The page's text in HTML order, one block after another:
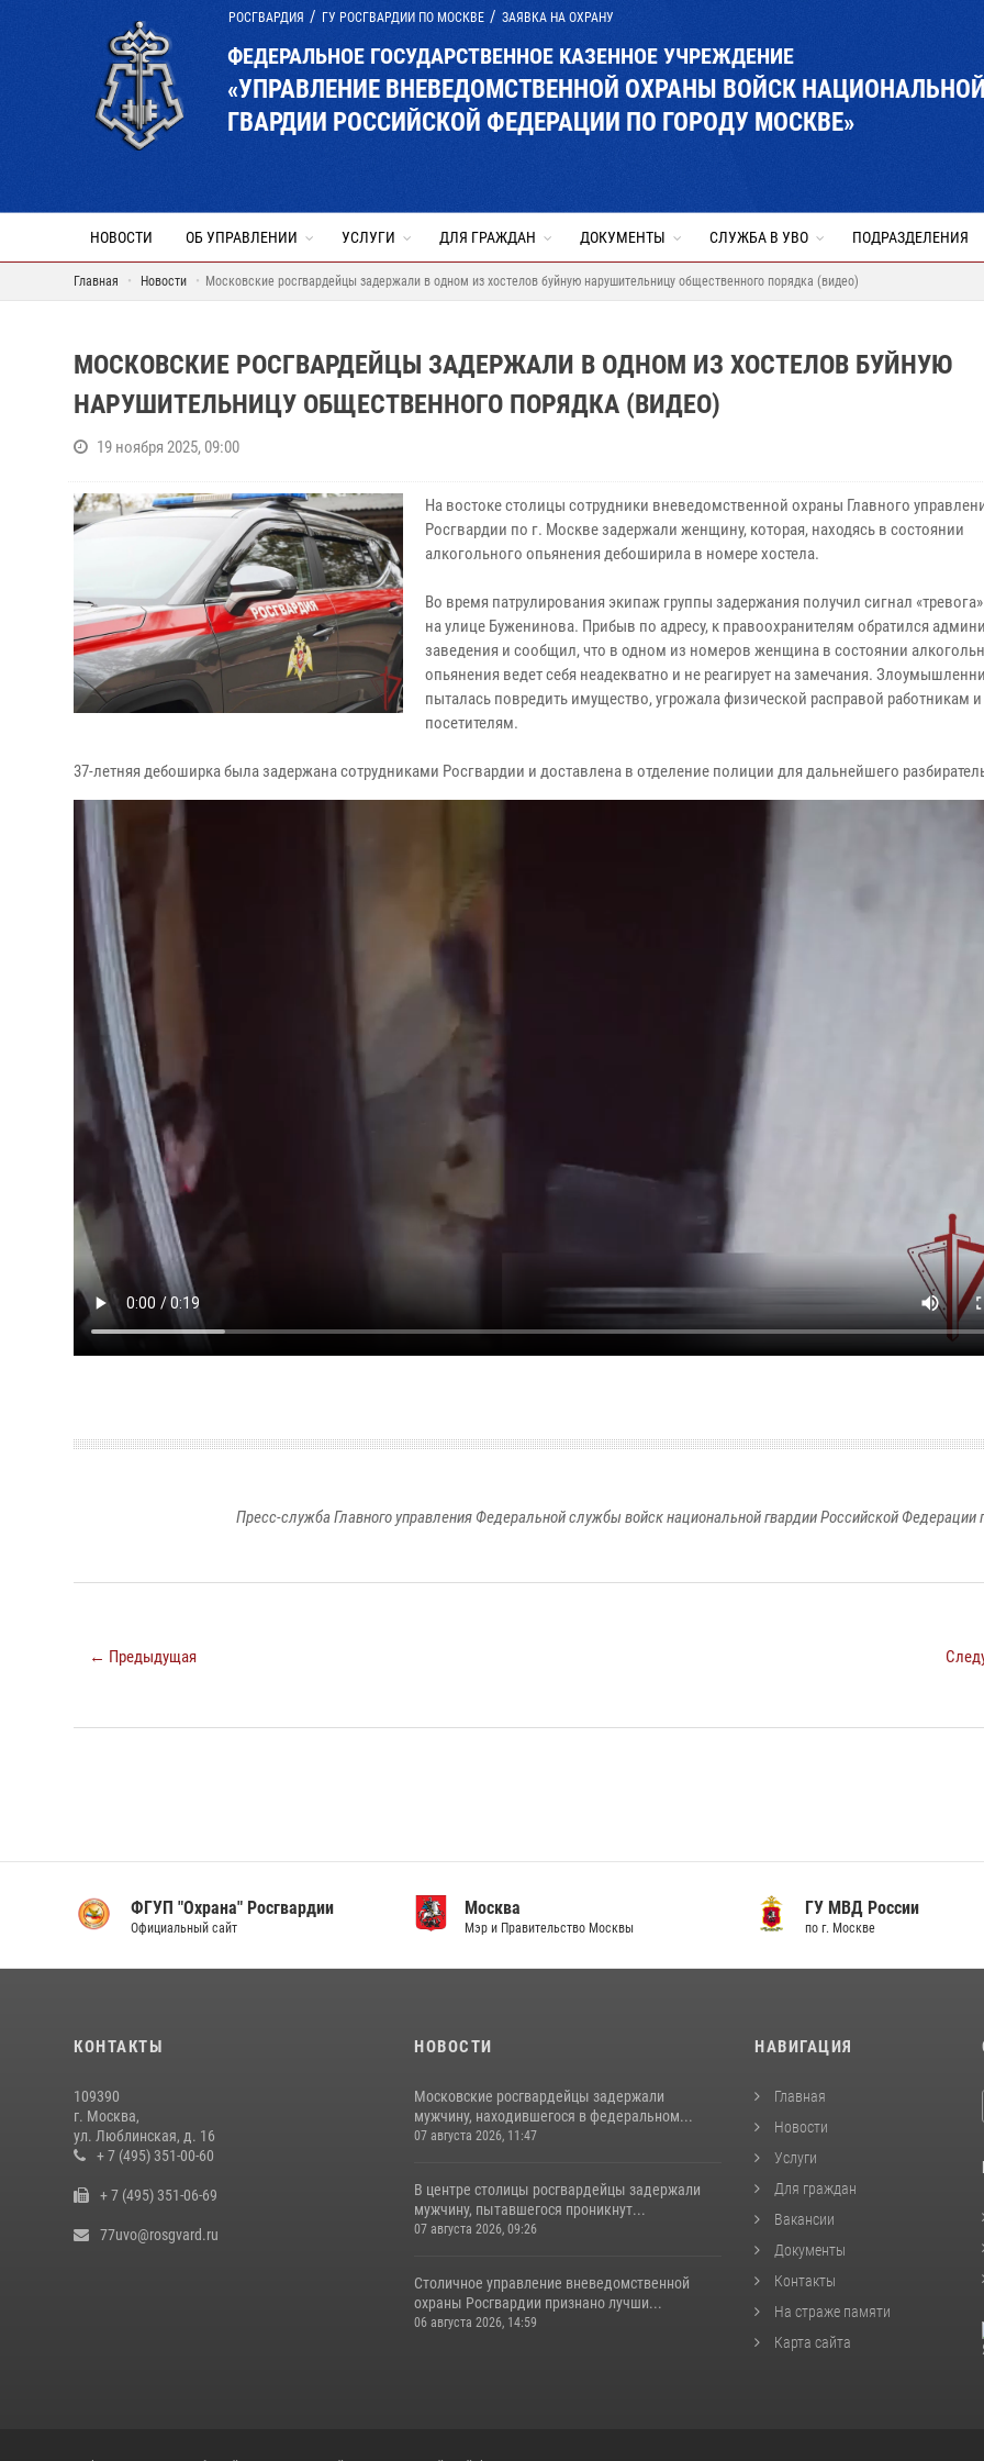
РОСГВАРДИЯ ГУ РОСГВАРДИИ ПО МОСКВЕ ЗАЯВКА НА ОХРАНУ
ФЕДЕРАЛЬНОЕ ГОСУДАРСТВЕННОЕ КАЗЕННОЕ УЧРЕЖДЕНИЕ
«УПРАВЛЕНИЕ ВНЕВЕДОМСТВЕННОЙ ОХРАНЫ ВОЙСК НАЦИОНАЛЬНОЙ
ГВАРДИИ РОССИЙСКОЙ ФЕДЕРАЦИИ ПО ГОРОДУ МОСКВЕ»
НОВОСТИ ОБ УПРАВЛЕНИИ УСЛУГИ ДЛЯ ГРАЖДАН ДОКУМЕНТЫ СЛУЖБА В УВО ПОДРАЗДЕЛЕНИЯ
Главная Новости Московские росгвардейцы задержали в одном из хостелов буйную нарушительницу общественного порядка (видео)
МОСКОВСКИЕ РОСГВАРДЕЙЦЫ ЗАДЕРЖАЛИ В ОДНОМ ИЗ ХОСТЕЛОВ БУЙНУЮ
НАРУШИТЕЛЬНИЦУ ОБЩЕСТВЕННОГО ПОРЯДКА (ВИДЕО)
19 ноября 2025, 09:00
На востоке столицы сотрудники вневедомственной охраны Главного
Росгвардии по г. Москве задержали женщину, которая, находясь в состоянии
алкогольного опьянения дебоширила в номере хостела.
Во время патрулирования экипаж группы задержания получил сигнал
на улице Буженинова. Прибыв по адресу, к правоохранителям обратился
заведения и сообщил, что в одном из номеров женщина в состоянии
опьянения ведет себя неадекватно и не реагирует на замечания.
пыталась повредить имущество, угрожала физической расправой работникам и
посетителям.
37-летняя дебоширка была задержана сотрудниками Росгвардии и доставлена в отделение полиции для дальнейшего
Пресс-служба Главного управления Федеральной службы войск национальной гвардии Российской Федерации
← Предыдущая
ФГУП "Охрана" Росгвардии
Официальный сайт
Москва
Мэр и Правительство Москвы
ГУ МВД России
по г. Москве
КОНТАКТЫ
109390
г. Москва,
ул. Люблинская, д. 16
+ 7 (495) 351-00-60
+ 7 (495) 351-06-69
77uvo@rosgvard.ru
НОВОСТИ
Московские росгвардейцы задержали
мужчину, находившегося в федеральном...
07 августа 2026, 11:47
В центре столицы росгвардейцы задержали
мужчину, пытавшегося проникнут...
07 августа 2026, 09:26
Столичное управление вневедомственной
охраны Росгвардии признано лучши...
06 августа 2026, 14:59
НАВИГАЦИЯ
Главная
Новости
Услуги
Для граждан
Вакансии
Документы
Контакты
На страже памяти
Карта сайта